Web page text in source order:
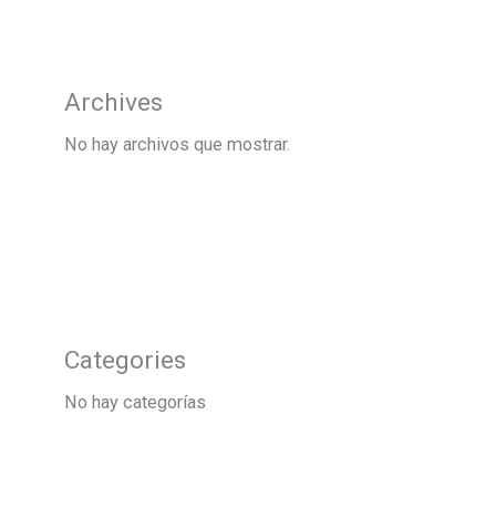
Archives
No hay archivos que mostrar.
Categories
No hay categorías